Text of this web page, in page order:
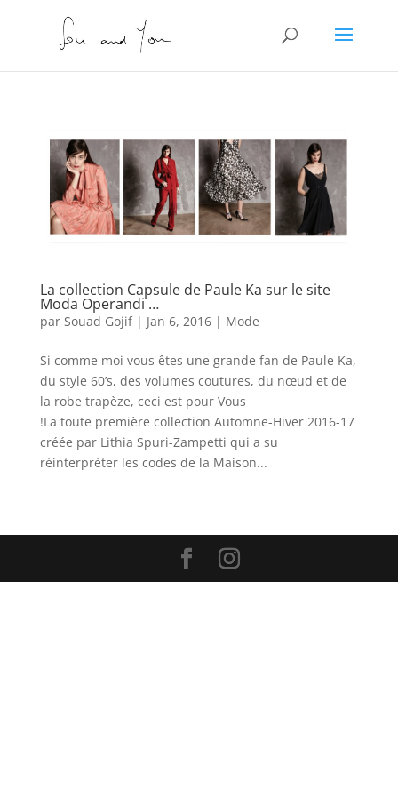
La collection Capsule de Paule Ka sur le site
Moda Operandi …
par Souad Gojif| Jan 6, 2016| Mode
Si comme moi vous êtes une grande fan de Paule Ka,
du style 60’s, des volumes coutures, du nœud et de
la robe trapèze, ceci est pour Vous
!La toute première collection Automne-Hiver 2016-17
créée par Lithia Spuri-Zampetti qui a su
réinterpréter les codes de la Maison...